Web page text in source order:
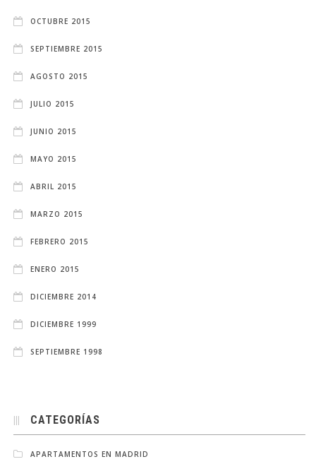
OCTUBRE 2015
SEPTIEMBRE 2015
AGOSTO 2015
JULIO 2015
JUNIO 2015
MAYO 2015
ABRIL 2015
MARZO 2015
FEBRERO 2015
ENERO 2015
DICIEMBRE 2014
DICIEMBRE 1999
SEPTIEMBRE 1998
CATEGORÍAS
APARTAMENTOS EN MADRID